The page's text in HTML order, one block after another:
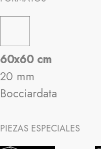
60x60 cm
20 mm
Bocciardata
PIEZAS ESPECIALES